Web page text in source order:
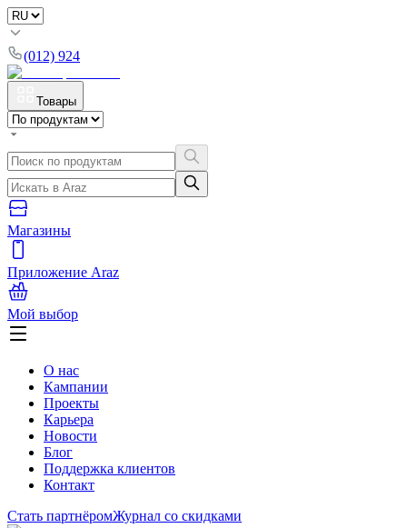
(012) 924
Товары
Магазины
Приложение Araz
Мой выбор
О нас
Кампании
Проекты
Карьера
Новости
Блог
Поддержка клиентов
Контакт
Стать партнёромЖурнал со скидками